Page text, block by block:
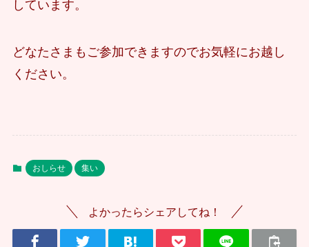
しています。
どなたさまもご参加できますのでお気軽にお越し
ください。
おしらせ 集い
よかったらシェアしてね！